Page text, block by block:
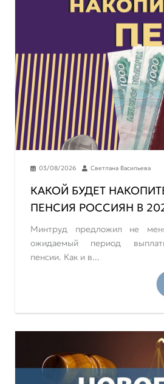
03/08/2026 Светлана Васильева
КАКОЙ БУДЕТ
ПЕНСИЯ РОССИЯН В
Минтруд предложил не
ожидаемый период
пенсии. Как и в...